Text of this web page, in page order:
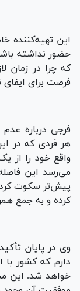
این تهیه‌کننده
حضور نداشته
که چرا در زمان
فرصت برای
فرجی درباره‌
هر فردی که در
واقع خود را از
می‌رسد این
پیش‌تر سکوت
کرده و به جمع
وی در پایان
دارم که کشور با
خواهد شد. این